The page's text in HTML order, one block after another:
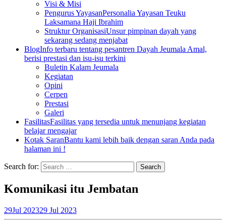
Visi & Misi
Pengurus YayasanPersonalia Yayasan Teuku
Laksamana Haji Ibrahim
Struktur OrganisasiUnsur pimpinan dayah yang
sekarang sedang menjabat
BlogInfo terbaru tentang pesantren Dayah Jeumala Amal,
berisi prestasi dan isu-isu terkini
Buletin Kalam Jeumala
Kegiatan
Opini
Cerpen
Prestasi
Galeri
FasilitasFasilitas yang tersedia untuk menunjang kegiatan
belajar mengajar
Kotak SaranBantu kami lebih baik dengan saran Anda pada
halaman ini !
Search for:
Komunikasi itu Jembatan
29Jul 202329 Jul 2023